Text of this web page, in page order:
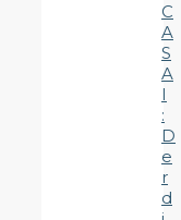
C
A
S
A
I
:
D
e
r
d